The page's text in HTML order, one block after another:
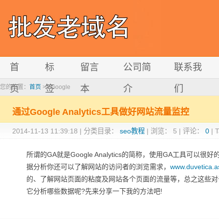
首
页
标
签
留言
本
公司简
介
联系我
们
您的位置： 首页 >> Google
通过Google Analytics工具做好网站流量监控
2014-11-13 11:39:18 | 分类目录： seo教程 | 浏览： 5 | 评论： 0 |
所谓的GA就是Google Analytics的简称，使用GA工具可以很
据分析你还可以了解网站的访问者的浏览需求，
的、了解网站页面的粘度及网站各个页面的流量等，总之这些
它分析哪些数据呢?先来分享一下我的方法吧!